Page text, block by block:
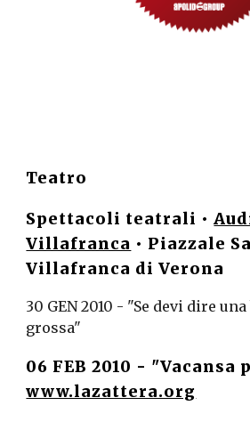
Teatro
Spettacoli teatrali •
Villafranca • Piazzale
Villafranca di Verona
30 GEN 2010 - "Se devi dire
grossa"
www.lazattera.org